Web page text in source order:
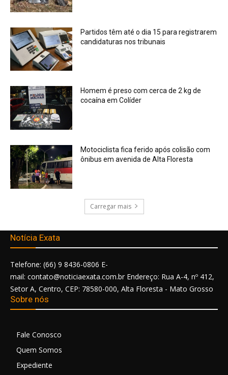
Partidos têm até o dia 15 para registrarem
candidaturas nos tribunais
Homem é preso com cerca de 2 kg de
cocaína em Colíder
Motociclista fica ferido após colisão com
ônibus em avenida de Alta Floresta
Carregar mais
Notícia Exata
Telefone: (66) 9 8436-0806 E-
mail: contato@noticiaexata.com.br Endereço: Rua A-4, nº 412,
Setor A, Centro, CEP: 78580-000, Alta Floresta - Mato Grosso
Sobre nós
Fale Conosco
Quem Somos
Expediente